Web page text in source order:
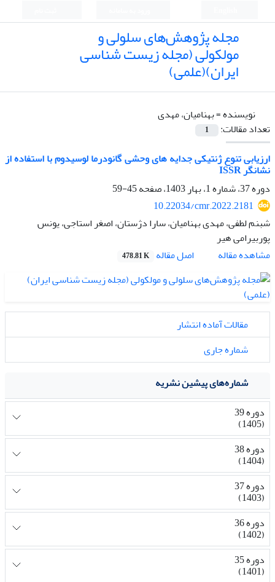
مجله پژوهش‌های سلولی و
مولکولی (مجله زیست شناسی
ایران)(علمی)
نویسنده =بهنامیان، مهدی
تعداد مقالات:
1
ارزیابی تنوع ژنتیکی جدایه های وحشی گانودرما لوسیدوم با استفاده از
نشانگر ISSR
دوره 37، شماره 1، بهار 1403، صفحه
45-59
10.22034/cmr.2022.2181
شبنم لطفی، مهدی بهنامیان، سارا دژستان، اصغر استاجی، یونس
پوربیرامی هیر
مشاهده مقاله
اصل مقاله 478.81 K
مقالات آماده انتشار
شماره جاری
شماره‌های پیشین نشریه
دوره 39
(1405)
دوره 38
(1404)
دوره 37
(1403)
دوره 36
(1402)
دوره 35
(1401)